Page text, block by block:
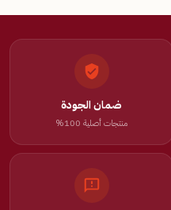
ضمان الجودة
منتجات أصلية 100%